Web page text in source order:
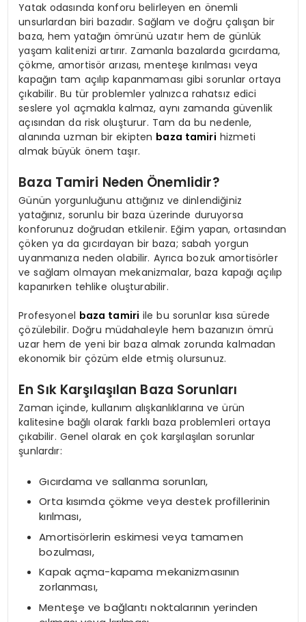
Yatak odasında konforu belirleyen en önemli
unsurlardan biri bazadır. Sağlam ve doğru çalışan bir
baza, hem yatağın ömrünü uzatır hem de günlük
yaşam kalitenizi artırır. Zamanla bazalarda gıcırdama,
çökme, amortisör arızası, menteşe kırılması veya
kapağın tam açılıp kapanmaması gibi sorunlar ortaya
çıkabilir. Bu tür problemler yalnızca rahatsız edici
seslere yol açmakla kalmaz, aynı zamanda güvenlik
açısından da risk oluşturur. Tam da bu nedenle,
alanında uzman bir ekipten baza tamiri hizmeti
almak büyük önem taşır.
Baza Tamiri Neden Önemlidir?
Günün yorgunluğunu attığınız ve dinlendiğiniz
yatağınız, sorunlu bir baza üzerinde duruyorsa
konforunuz doğrudan etkilenir. Eğim yapan, ortasından
çöken ya da gıcırdayan bir baza; sabah yorgun
uyanmanıza neden olabilir. Ayrıca bozuk amortisörler
ve sağlam olmayan mekanizmalar, baza kapağı açılıp
kapanırken tehlike oluşturabilir.
Profesyonel baza tamiri ile bu sorunlar kısa sürede
çözülebilir. Doğru müdahaleyle hem bazanızın ömrü
uzar hem de yeni bir baza almak zorunda kalmadan
ekonomik bir çözüm elde etmiş olursunuz.
En Sık Karşılaşılan Baza Sorunları
Zaman içinde, kullanım alışkanlıklarına ve ürün
kalitesine bağlı olarak farklı baza problemleri ortaya
çıkabilir. Genel olarak en çok karşılaşılan sorunlar
şunlardır:
Gıcırdama ve sallanma sorunları,
Orta kısımda çökme veya destek profillerinin
kırılması,
Amortisörlerin eskimesi veya tamamen
bozulması,
Kapak açma-kapama mekanizmasının
zorlanması,
Menteşe ve bağlantı noktalarının yerinden